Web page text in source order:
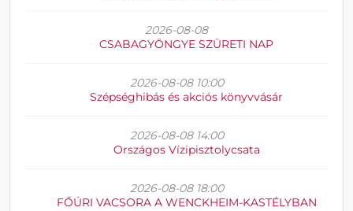
2026-08-08
CSABAGYÖNGYE SZÜRETI NAP
2026-08-08 10:00
Szépséghibás és akciós könyvvásár
2026-08-08 14:00
Országos Vízipisztolycsata
2026-08-08 18:00
FŐÚRI VACSORA A WENCKHEIM-KASTÉLYBAN